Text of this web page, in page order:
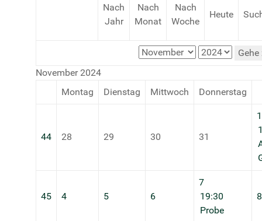
Nach
Jahr
Nach
Monat
Nach
Woche
Heute
November 2024
Montag
Dienstag Mittwoch Donnerstag
44 28 29 30 31
1
45 4 5 6
7
19:30
Probe
8